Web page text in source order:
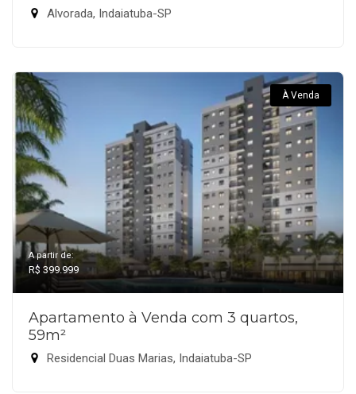
Alvorada, Indaiatuba-SP
À Venda
A partir de:
R$ 399.999
Apartamento à Venda com 3 quartos,
59m²
Residencial Duas Marias, Indaiatuba-SP